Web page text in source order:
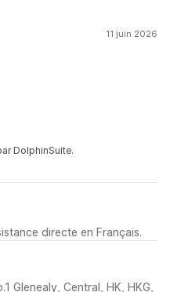
11 juin 2026
DolphinSuite.
directe en Français.
Glenealy, Central, HK, HKG,